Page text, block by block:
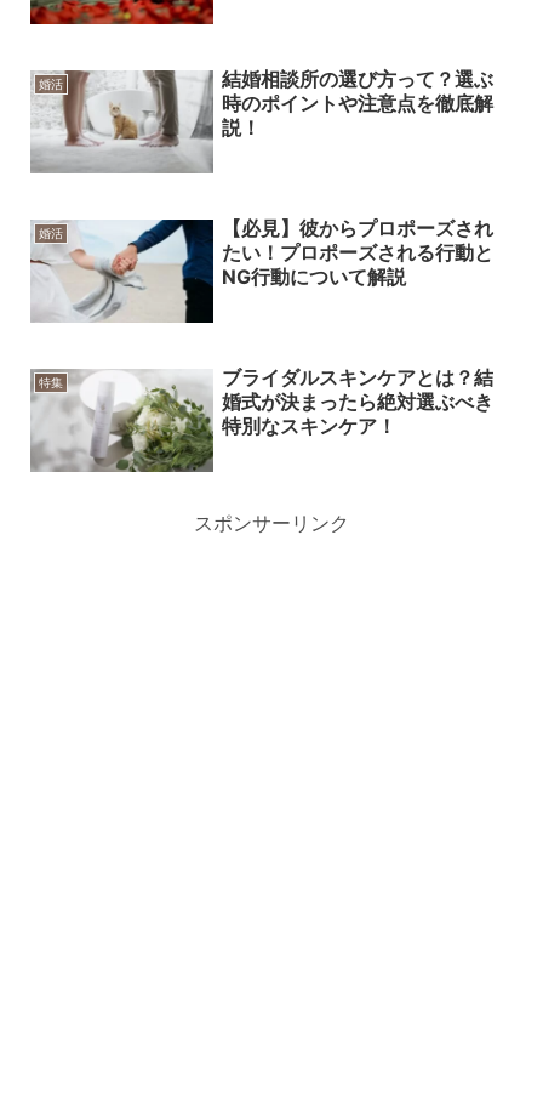
婚活
結婚相談所の選び方って？選ぶ
時のポイントや注意点を徹底解
説！
婚活
【必見】彼からプロポーズされ
たい！プロポーズされる行動と
NG行動について解説
特集
ブライダルスキンケアとは？結
婚式が決まったら絶対選ぶべき
特別なスキンケア！
スポンサーリンク